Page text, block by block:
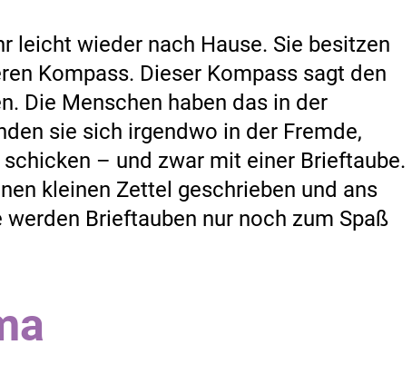
leicht wieder nach Hause. Sie besitzen
Kompass. Dieser Kompass sagt den
Die Menschen haben das in der
sie sich irgendwo in der Fremde,
– und zwar mit einer Brieftaube.
kleinen Zettel geschrieben und ans
Brieftauben nur noch zum Spaß